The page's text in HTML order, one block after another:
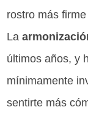
rostro más
La
últimos años, y
mínimamente
sentirte más